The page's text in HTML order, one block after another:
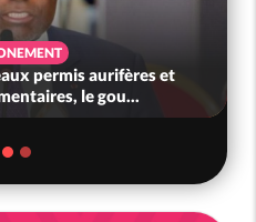
permis aurifères et
le gou...